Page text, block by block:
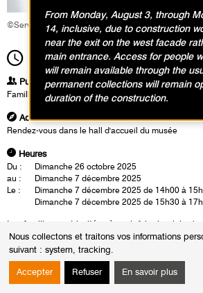
Nous collectons et traitons vos informations
suivant : system, tracking.
Accepter Refuser En savoir plus
©Service éducatif et culturel
14h00Durée1h30
Publics
Famille
Adresse
Rendez-vous dans le hall d'accueil du musée
Heures
Du :
Dimanche 26 octobre 2025
au :
Dimanche 7 décembre 2025
Le :
Dimanche 7 décembre 2025 de 14h00 à
Dimanche 7 décembre 2025 de 15h30 à
Les familles sont invitées à venir faire le plein de
atelier Grimaces en folie ! Les œuvres
pleines de visages déformés et surprenants,
la visite. Petits et grands partiront à la recherche
drôles, tordues ou étonnées. Place ensuite à la
From Monday, August 3, through
14, inclusive, due to construction
near the exit on the west facade
main entrance. Access for people
will remain available through the
permanent collections will remain
duration of the construction.